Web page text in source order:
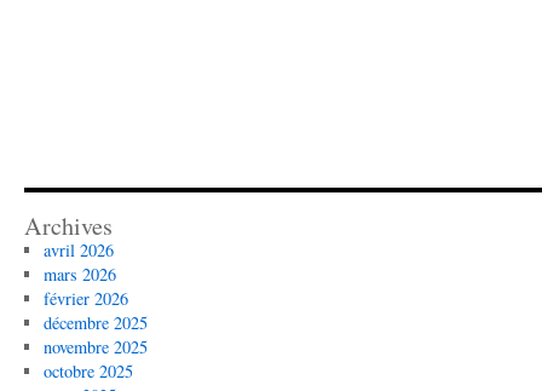
Archives
avril 2026
mars 2026
février 2026
décembre 2025
novembre 2025
octobre 2025